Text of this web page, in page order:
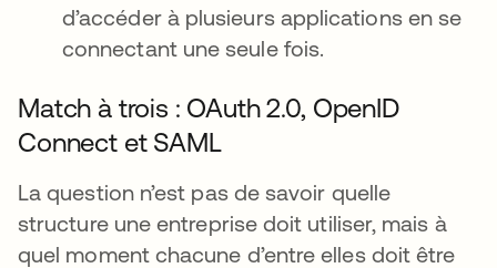
d’accéder à plusieurs applications en se
connectant une seule fois.
Match à trois : OAuth 2.0, OpenID
Connect et SAML
La question n’est pas de savoir quelle
structure une entreprise doit utiliser, mais à
quel moment chacune d’entre elles doit être